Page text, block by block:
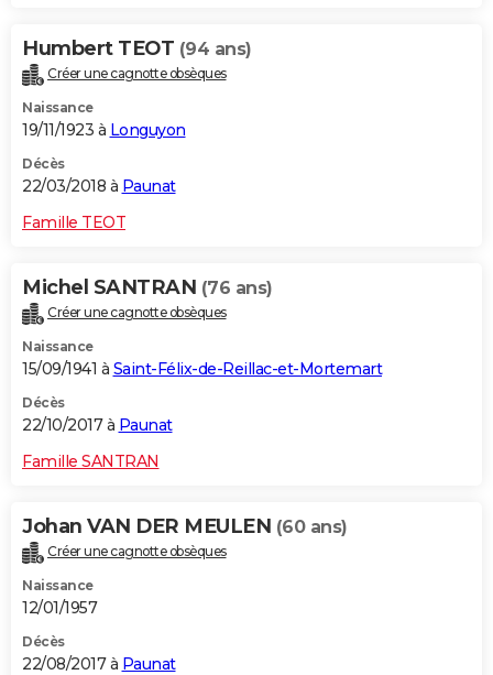
Humbert TEOT (94 ans)
Créer une cagnotte obsèques
Naissance
19/11/1923 à Longuyon
Décès
22/03/2018 à Paunat
Famille TEOT
Michel SANTRAN (76 ans)
Créer une cagnotte obsèques
Naissance
15/09/1941 à Saint-Félix-de-Reillac-et-Mortemart
Décès
22/10/2017 à Paunat
Famille SANTRAN
Johan VAN DER MEULEN (60 ans)
Créer une cagnotte obsèques
Naissance
12/01/1957
Décès
22/08/2017 à Paunat